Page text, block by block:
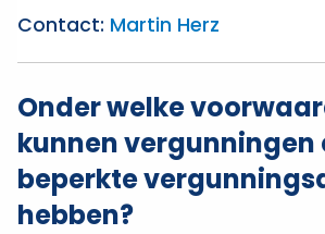
Vrij
van
Contact: Martin Herz
Onder welke
kunnen vergunningen
beperkte
hebben?